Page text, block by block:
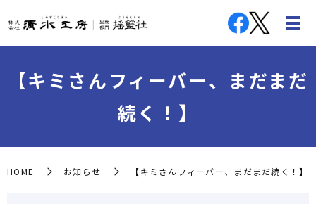
【キミさんフィーバー、まだまだ
続く！】
HOME お知らせ 【キミさんフィーバー、まだまだ続く！】